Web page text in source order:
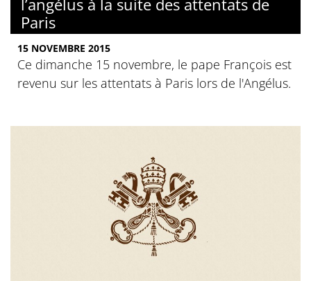
l’angélus à la suite des attentats de
Paris
15 NOVEMBRE 2015
Ce dimanche 15 novembre, le pape François est
revenu sur les attentats à Paris lors de l'Angélus.